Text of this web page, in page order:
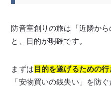
防音室創りの旅は「近隣から
と、目的が明確です。
まずは 目的を遂げるための
「安物買いの銭失い」を防ぐ